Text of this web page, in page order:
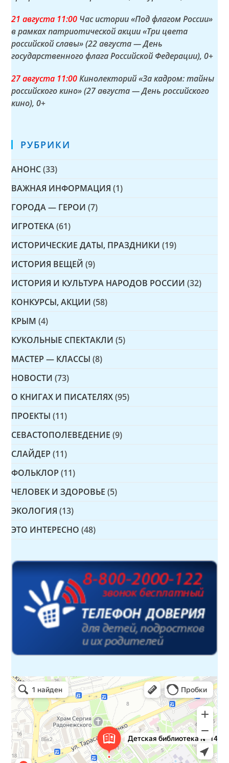
21 августа 11:00 Час истории «Под флагом России»
в рамках патриотической акции «Три цвета
российской славы» (22 августа — День
государственного флага Российской Федерации), 0+
27 августа 11:00Кинолекторий «За кадром: тайны
российского кино» (27 августа — День российского
кино), 0+
РУБРИКИ
АНОНС (33)
ВАЖНАЯ ИНФОРМАЦИЯ (1)
ГОРОДА — ГЕРОИ (7)
ИГРОТЕКА (61)
ИСТОРИЧЕСКИЕ ДАТЫ, ПРАЗДНИКИ (19)
ИСТОРИЯ ВЕЩЕЙ (9)
ИСТОРИЯ И КУЛЬТУРА НАРОДОВ РОССИИ (32)
КОНКУРСЫ, АКЦИИ (58)
КРЫМ (4)
КУКОЛЬНЫЕ СПЕКТАКЛИ (5)
МАСТЕР — КЛАССЫ (8)
НОВОСТИ (73)
О КНИГАХ И ПИСАТЕЛЯХ (95)
ПРОЕКТЫ (11)
СЕВАСТОПОЛЕВЕДЕНИЕ (9)
СЛАЙДЕР (11)
ФОЛЬКЛОР (11)
ЧЕЛОВЕК И ЗДОРОВЬЕ (5)
ЭКОЛОГИЯ (13)
ЭТО ИНТЕРЕСНО (48)
Детская библиотека № 14 Дружбы народов
Библиотека в Севастополе